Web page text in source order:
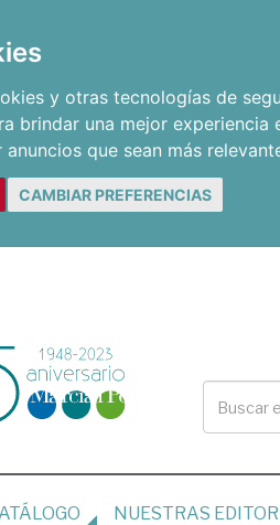
y otras tecnologías de
brindar una mejor experiencia
que sean más
CAMBIAR PREFERENCIAS
NUESTRAS